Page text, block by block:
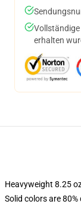
erhalten
Heavyweight 8.25
Solid colors are